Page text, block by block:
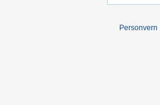
Personvern